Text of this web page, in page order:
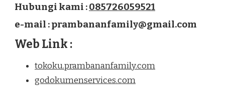
Hubungi kami :085726059521
e-mail : prambananfamily@gmail.com
Web Link :
tokoku.prambananfamily.com
godokumenservices.com